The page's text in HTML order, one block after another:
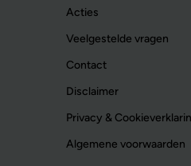
Acties
Veelgestelde vragen
Contact
Disclaimer
Privacy &
Algemene voorwaarden